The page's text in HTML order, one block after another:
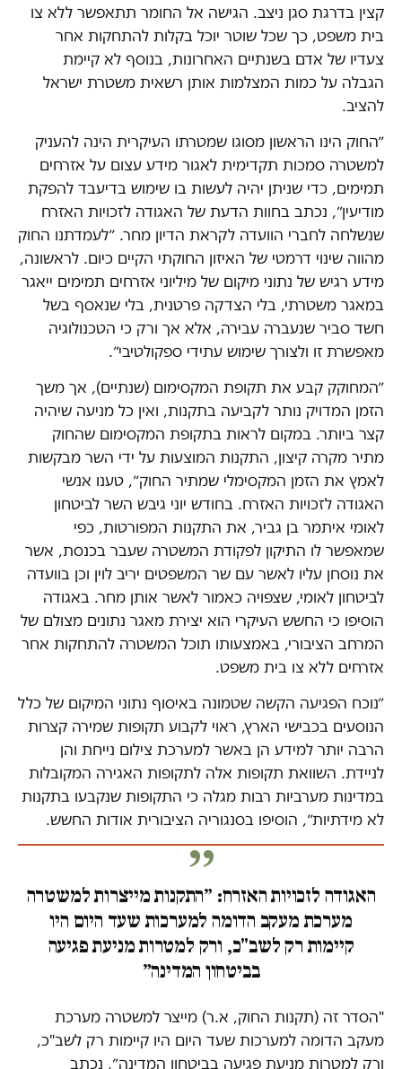
קצין בדרגת סגן ניצב. הגישה אל החומר תתאפשר ללא צו
בית משפט, כך שכל שוטר יוכל בקלות להתחקות אחר
צעדיו של אדם בשנתיים האחרונות, בנוסף לא קיימת
הגבלה על כמות המצלמות אותן רשאית משטרת ישראל
להציב.
״החוק הינו הראשון מסוגו שמטרתו העיקרית הינה להעניק
למשטרה סמכות תקדימית לאגור מידע עצום על אזרחים
תמימים, כדי שניתן יהיה לעשות בו שימוש בדיעבד להפקת
מודיעין״, נכתב בחוות הדעת של האגודה לזכויות האזרח
שנשלחה לחברי הוועדה לקראת הדיון מחר. ״לעמדתנו החוק
מהווה שינוי דרמטי של האיזון החוקתי הקיים כיום. לראשונה,
מידע רגיש של נתוני מיקום של מיליוני אזרחים תמימים ייאגר
במאגר משטרתי, בלי הצדקה פרטנית, בלי שנאסף בשל
חשד סביר שנעברה עבירה, אלא אך ורק כי הטכנולוגיה
מאפשרת זו ולצורך שימוש עתידי ספקולטיבי״.
״המחוקק קבע את תקופת המקסימום (שנתיים), אך משך
הזמן המדויק נותר לקביעה בתקנות, ואין כל מניעה שיהיה
קצר ביותר. במקום לראות בתקופת המקסימום שהחוק
מתיר מקרה קיצון, התקנות המוצעות על ידי השר מבקשות
לאמץ את הזמן המקסימלי שמתיר החוק״, טענו אנשי
האגודה לזכויות האזרח. בחודש יוני גיבש השר לביטחון
לאומי איתמר בן גביר, את התקנות המפורטות, כפי
שמאפשר לו התיקון לפקודת המשטרה שעבר בכנסת, אשר
את נוסחן עליו לאשר עם שר המשפטים יריב לוין וכן בוועדה
לביטחון לאומי, שצפויה כאמור לאשר אותן מחר. באגודה
הוסיפו כי החשש העיקרי הוא יצירת מאגר נתונים מצולם של
המרחב הציבורי, באמצעותו תוכל המשטרה להתחקות אחר
אזרחים ללא צו בית משפט.
״נוכח הפגיעה הקשה שטמונה באיסוף נתוני המיקום של כלל
הנוסעים בכבישי הארץ, ראוי לקבוע תקופות שמירה קצרות
הרבה יותר למידע הן באשר למערכת צילום נייחת והן
לניידת. השוואת תקופות אלה לתקופות האגירה המקובלות
במדינות מערביות רבות מגלה כי התקופות שנקבעו בתקנות
לא מידתיות״, הוסיפו בסנגוריה הציבורית אודות החשש.
האגודה לזכויות האזרח: ״התקנות מייצרות למשטרה
מערכת מעקב הדומה למערכות שעד היום היו
קיימות רק לשב"כ, ורק למטרות מניעת פגיעה
בביטחון המדינה״
"הסדר זה (תקנות החוק, א.ר) מייצר למשטרה מערכת
מעקב הדומה למערכות שעד היום היו קיימות רק לשב"כ,
ורק למטרות מניעת פגיעה בביטחון המדינה״, נכתב